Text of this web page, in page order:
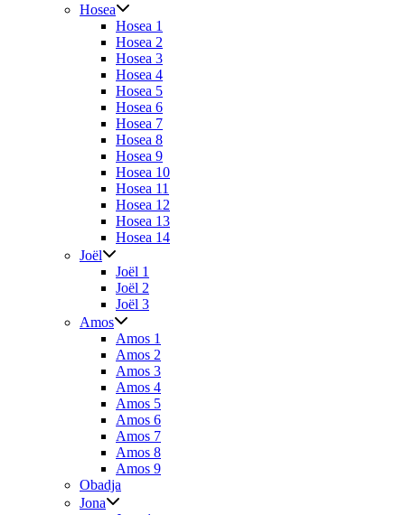
Hosea
Hosea 1
Hosea 2
Hosea 3
Hosea 4
Hosea 5
Hosea 6
Hosea 7
Hosea 8
Hosea 9
Hosea 10
Hosea 11
Hosea 12
Hosea 13
Hosea 14
Joël
Joël 1
Joël 2
Joël 3
Amos
Amos 1
Amos 2
Amos 3
Amos 4
Amos 5
Amos 6
Amos 7
Amos 8
Amos 9
Obadja
Jona